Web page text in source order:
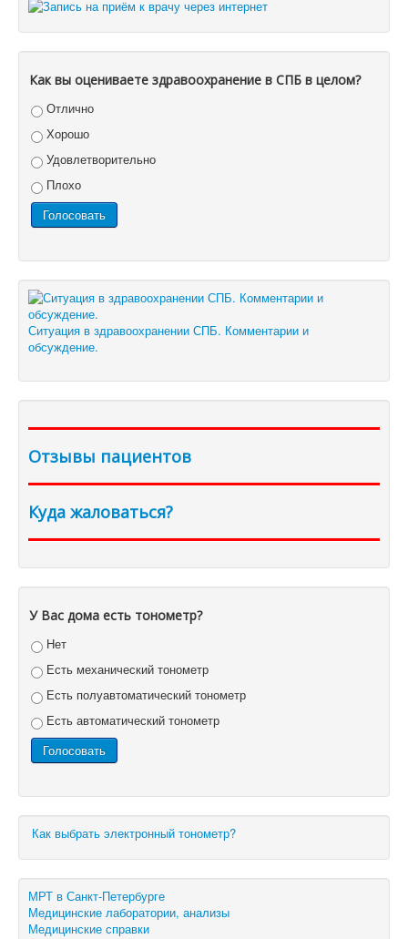
Как вы оцениваете здравоохранение в СПБ в целом?
Отлично
Хорошо
Удовлетворительно
Плохо
Ситуация в здравоохранении СПБ. Комментарии и
обсуждение.
Отзывы пациентов
Куда жаловаться?
У Вас дома есть тонометр?
Нет
Есть механический тонометр
Есть полуавтоматический тонометр
Есть автоматический тонометр
Как выбрать электронный тонометр?
МРТ в Санкт-Петербурге
Медицинские лаборатории, анализы
Медицинские справки